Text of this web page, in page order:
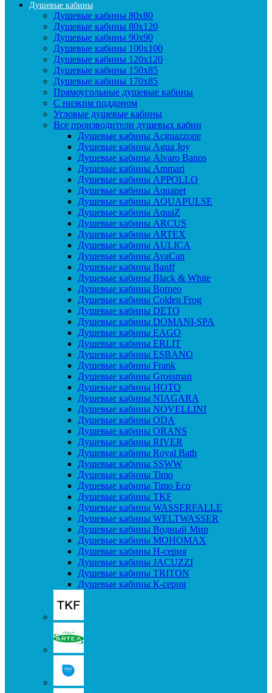
Душевые кабины
Душевые кабины 80x80
Душевые кабины 80x120
Душевые кабины 90х90
Душевые кабины 100x100
Душевые кабины 120x120
Душевые кабины 150x85
Душевые кабины 170x85
Прямоугольные душевые кабины
С низким поддоном
Угловые душевые кабины
Все производители душевых кабин
Душевые кабины Acguazzone
Душевые кабины Agua Joy
Душевые кабины Alvaro Banos
Душевые кабины Ammari
Душевые кабины APPOLLO
Душевые кабины Aquanet
Душевые кабины AQUAPULSE
Душевые кабины AquaZ
Душевые кабины ARCUS
Душевые кабины ARTEX
Душевые кабины AULICA
Душевые кабины AvaCan
Душевые кабины Banff
Душевые кабины Black & White
Душевые кабины Borneo
Душевые кабины Colden Frog
Душевые кабины DETO
Душевые кабины DOMANI-SPA
Душевые кабины EAGO
Душевые кабины ERLIT
Душевые кабины ESBANO
Душевые кабины Frank
Душевые кабины Grossman
Душевые кабины HOTO
Душевые кабины NIAGARA
Душевые кабины NOVELLINI
Душевые кабины ODA
Душевые кабины ORANS
Душевые кабины RIVER
Душевые кабины Royal Bath
Душевые кабины SSWW
Душевые кабины Timo
Душевые кабины Timo Eco
Душевые кабины TKF
Душевые кабины WASSERFALLE
Душевые кабины WELTWASSER
Душевые кабины Водный Мир
Душевые кабины МОНОМАХ
Душевые кабины H-серия
Душевые кабины JACUZZI
Душевые кабины TRITON
Душевые кабины К-серия